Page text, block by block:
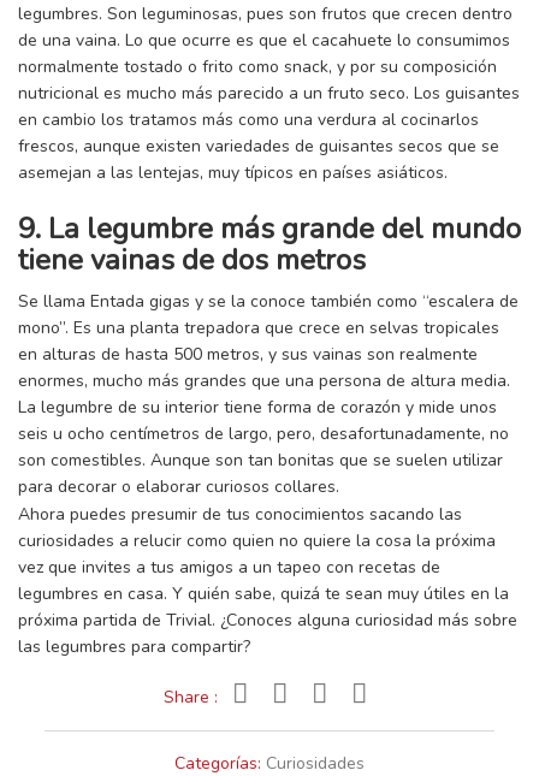
legumbres. Son leguminosas, pues son frutos que crecen dentro
de una vaina. Lo que ocurre es que el cacahuete lo consumimos
normalmente tostado o frito como snack, y por su composición
nutricional es mucho más parecido a un fruto seco. Los guisantes
en cambio los tratamos más como una verdura al cocinarlos
frescos, aunque existen variedades de guisantes secos que se
asemejan a las lentejas, muy típicos en países asiáticos.
9. La legumbre más grande del mundo
tiene vainas de dos metros
Se llama Entada gigas y se la conoce también como “escalera de
mono”. Es una planta trepadora que crece en selvas tropicales
en alturas de hasta 500 metros, y sus vainas son realmente
enormes, mucho más grandes que una persona de altura media.
La legumbre de su interior tiene forma de corazón y mide unos
seis u ocho centímetros de largo, pero, desafortunadamente, no
son comestibles. Aunque son tan bonitas que se suelen utilizar
para decorar o elaborar curiosos collares.
Ahora puedes presumir de tus conocimientos sacando las
curiosidades a relucir como quien no quiere la cosa la próxima
vez que invites a tus amigos a un tapeo con recetas de
legumbres en casa. Y quién sabe, quizá te sean muy útiles en la
próxima partida de Trivial. ¿Conoces alguna curiosidad más sobre
las legumbres para compartir?
Share :
Categorías: Curiosidades